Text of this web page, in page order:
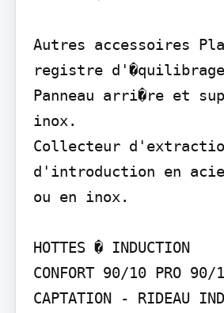
Autres accessoires
registre
Panneau arri�re et
inox.
Collecteur
d'introduction en
ou en inox.
HOTTES � INDUCTION
CONFORT 90/10 PRO 90/
CAPTATION - RIDEAU